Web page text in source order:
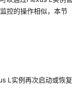
控的操作相似，本节
L实例再次启动或恢复